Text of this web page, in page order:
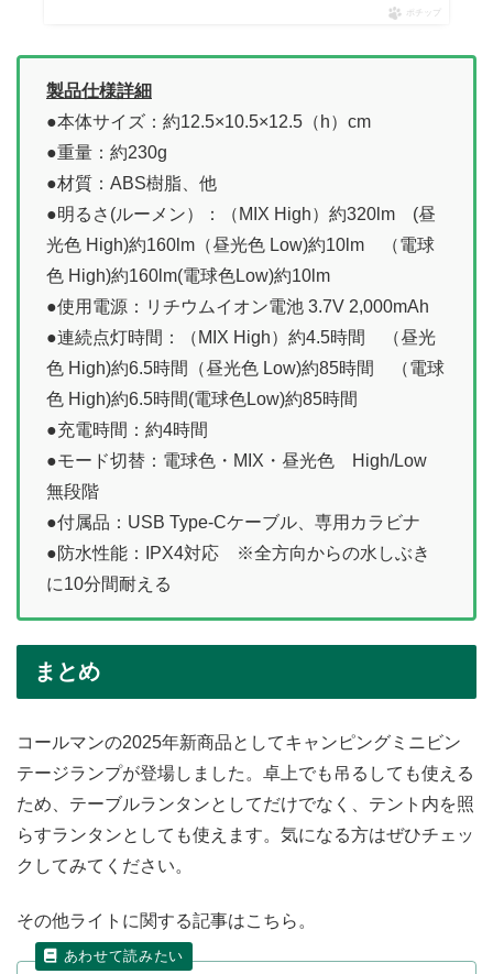
ポチップ
製品仕様詳細
●本体サイズ：約12.5×10.5×12.5（h）cm
●重量：約230g
●材質：ABS樹脂、他
●明るさ(ルーメン）：（MIX High）約320lm (昼
光色 High)約160lm（昼光色 Low)約10lm （電球
色 High)約160lm(電球色Low)約10lm
●使用電源：リチウムイオン電池 3.7V 2,000mAh
●連続点灯時間：（MIX High）約4.5時間 （昼光
色 High)約6.5時間（昼光色 Low)約85時間 （電球
色 High)約6.5時間(電球色Low)約85時間
●充電時間：約4時間
●モード切替：電球色・MIX・昼光色 High/Low
無段階
●付属品：USB Type-Cケーブル、専用カラビナ
●防水性能：IPX4対応 ※全方向からの水しぶき
に10分間耐える
まとめ
コールマンの2025年新商品としてキャンピングミニビン
テージランプが登場しました。卓上でも吊るしても使える
ため、テーブルランタンとしてだけでなく、テント内を照
らすランタンとしても使えます。気になる方はぜひチェッ
クしてみてください。
その他ライトに関する記事はこちら。